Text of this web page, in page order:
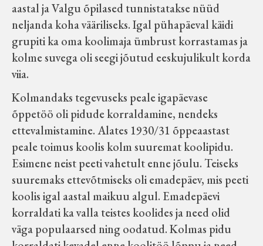
aastal ja Valgu õpilased tunnistatakse nüüd
neljanda koha vääriliseks. Igal pühapäeval käidi
grupiti ka oma koolimaja ümbrust korrastamas ja
kolme suvega oli seegi jõutud eeskujulikult korda
viia.
Kolmandaks tegevuseks peale igapäevase
õppetöö oli pidude korraldamine, nendeks
ettevalmistamine. Alates 1930/31 õppeaastast
peale toimus koolis kolm suuremat koolipidu.
Esimene neist peeti vahetult enne jõulu. Teiseks
suuremaks ettevõtmiseks oli emadepäev, mis peeti
koolis igal aastal maikuu algul. Emadepäevi
korraldati ka valla teistes koolides ja need olid
väga populaarsed ning oodatud. Kolmas pidu